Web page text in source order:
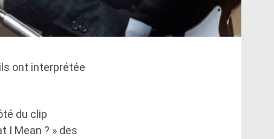
ont interprétée
du clip
I Mean ? » des